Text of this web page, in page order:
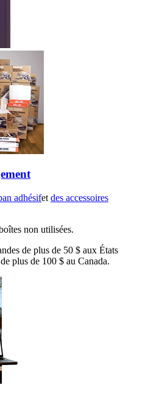
adhésifet des accessoires
non utilisées.
de plus de 50 $ aux États
plus de 100 $ au Canada.